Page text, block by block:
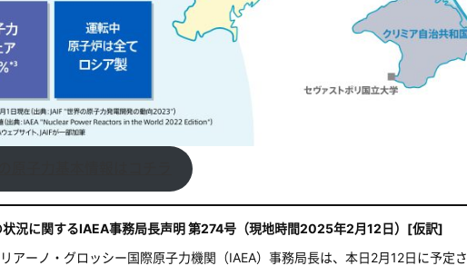
況に関するIAEA事務局長声明 第274号（現地時間2025年2月12日）[仮訳]
アーノ・グロッシー国際原子力機関（IAEA）事務局長は、本日2月12日に予定